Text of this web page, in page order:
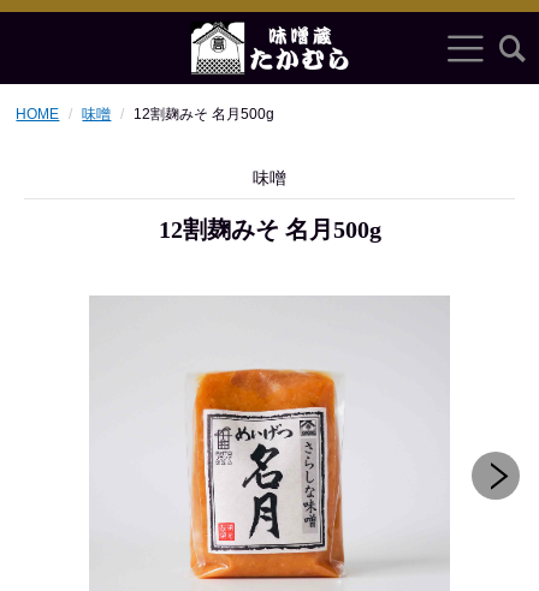
HOME 味噌 12割麹みそ 名月500g
味噌
12割麹みそ 名月500g